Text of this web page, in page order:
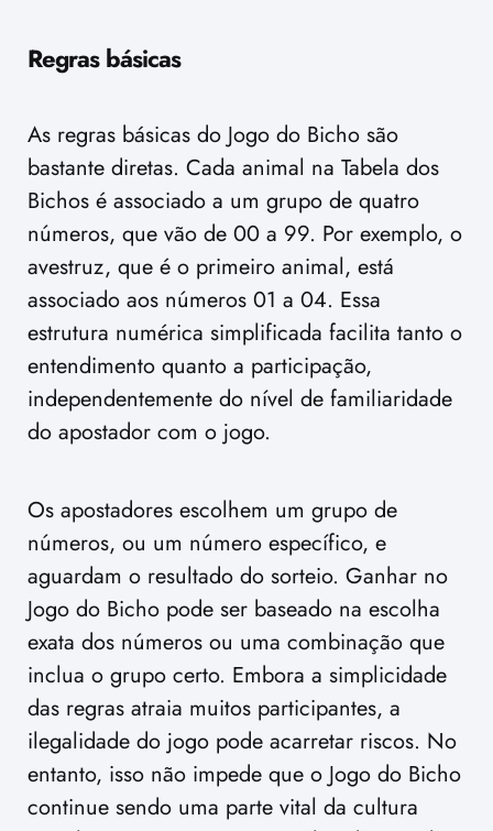
Regras básicas
As regras básicas do Jogo do Bicho são
bastante diretas. Cada animal na Tabela dos
Bichos é associado a um grupo de quatro
números, que vão de 00 a 99. Por exemplo, o
avestruz, que é o primeiro animal, está
associado aos números 01 a 04. Essa
estrutura numérica simplificada facilita tanto o
entendimento quanto a participação,
independentemente do nível de familiaridade
do apostador com o jogo.
Os apostadores escolhem um grupo de
números, ou um número específico, e
aguardam o resultado do sorteio. Ganhar no
Jogo do Bicho pode ser baseado na escolha
exata dos números ou uma combinação que
inclua o grupo certo. Embora a simplicidade
das regras atraia muitos participantes, a
ilegalidade do jogo pode acarretar riscos. No
entanto, isso não impede que o Jogo do Bicho
continue sendo uma parte vital da cultura